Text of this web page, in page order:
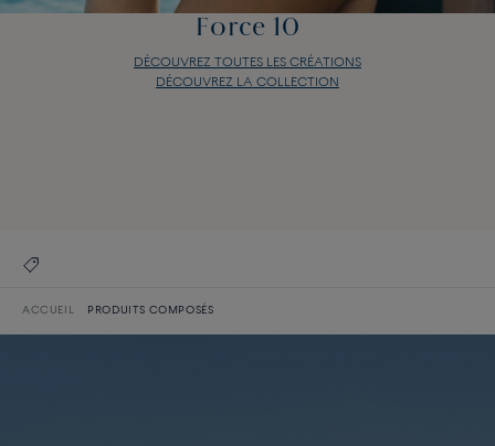
Force 10
DÉCOUVREZ TOUTES LES CRÉATIONS
DÉCOUVREZ LA COLLECTION
ACCUEIL PRODUITS COMPOSÉS